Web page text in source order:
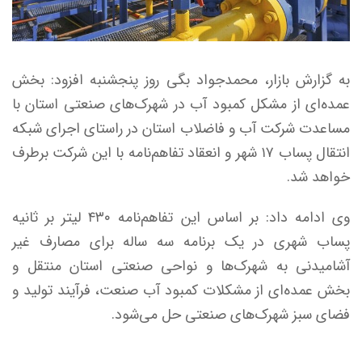
به گزارش بازار، محمدجواد بگی روز پنجشنبه افزود: بخش
عمده‌ای از مشکل کمبود آب در شهرک‌های صنعتی استان با
مساعدت شرکت آب و فاضلاب استان در راستای اجرای شبکه
انتقال پساب ۱۷ شهر و انعقاد تفاهم‌نامه با این شرکت برطرف
خواهد شد.
وی ادامه داد: بر اساس این تفاهم‌نامه ۴۳۰ لیتر بر ثانیه
پساب شهری در یک برنامه سه ساله برای مصارف غیر
آشامیدنی به شهرک‌ها و نواحی صنعتی استان منتقل و
بخش عمده‌ای از مشکلات کمبود آب صنعت، فرآیند تولید و
فضای سبز شهرک‌های صنعتی حل می‌شود.